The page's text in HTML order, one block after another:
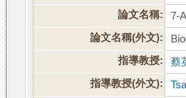
論文名稱:
7-
論文名稱(外文):
指導教授:
蔡
指導教授(外文):